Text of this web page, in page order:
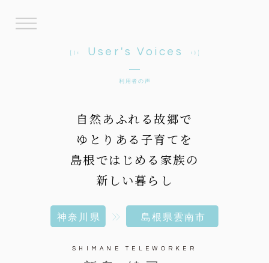
User's Voices
利用者の声
自然あふれる故郷で
ゆとりある子育てを
島根ではじめる家族の
新しい暮らし
SHIMANE TELEWORKER